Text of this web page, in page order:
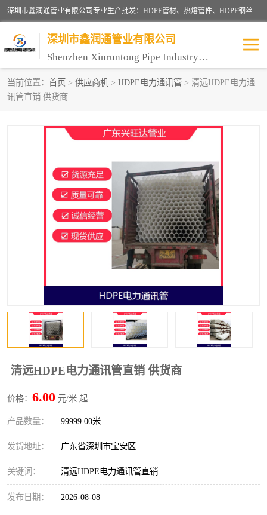
深圳市鑫润通管业有限公司专业生产批发：HDPE管材、热熔管件、HDPE钢丝骨架管、电熔管件、HDPE双壁波纹管、MPP电力管、井盖、PVC管材管件、PPR管材管件等；公司自创建以来，始终秉承“团结、务实、创新、守信”的服务宗旨，凭借专业的服务以及多年的勤奋拼搏，发展成为一家专业销售各种管材管件，绝缘电工套管及配件等系列产品的贸易公司。
深圳市鑫润通管业有限公司
Shenzhen Xinruntong Pipe Industry Co., Ltd
当前位置： 首页 > 供应商机 > HDPE电力通讯管 > 清远HDPE电力通
讯管直销 供货商
清远HDPE电力通讯管直销 供货商
价格： 6.00 元/米 起
产品数量： 99999.00米
发货地址： 广东省深圳市宝安区
关键词： 清远HDPE电力通讯管直销
发布日期： 2026-08-08
HDPE管材给水管
HDPE双壁波纹管 HDPE电力通讯管
MPP电力通信管
联塑PVC管 联塑PPR管
联塑PE管 联塑家装红蓝线管